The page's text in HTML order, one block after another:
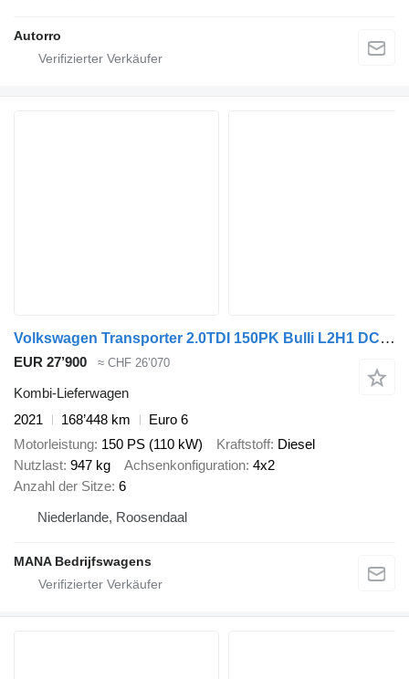
Autorro
Volkswagen Transporter 2.0TDI 150PK Bulli L2H1 DC Automaat 2x Schuifdeur AC
EUR 27’900 ≈ CHF 26’070
Kombi-Lieferwagen
2021
168’448 km
Euro 6
Motorleistung 150 PS (110 kW) Kraftstoff Diesel
Nutzlast 947 kg Achsenkonfiguration 4x2
Anzahl der Sitze 6
Niederlande, Roosendaal
MANA Bedrijfswagens